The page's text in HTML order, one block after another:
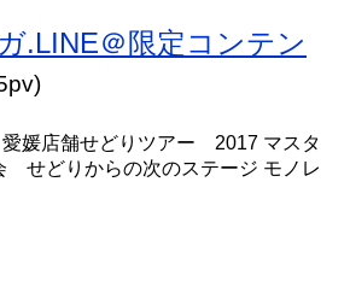
.LINE＠限定コンテン
媛店舗せどりツアー 2017 マスタ
せどりからの次のステージ モノレ